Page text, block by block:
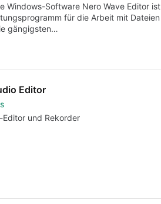
Windows-Software Nero Wave Editor
für die Arbeit mit
gängigsten…
Editor
Editor und Rekorder